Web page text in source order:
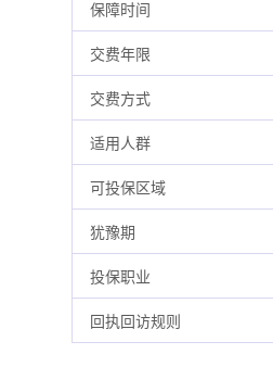
保障时间
交费年限
交费方式
适用人群
可投保区域
犹豫期
投保职业
回执回访规则